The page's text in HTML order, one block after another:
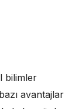
bilimler
avantajlar